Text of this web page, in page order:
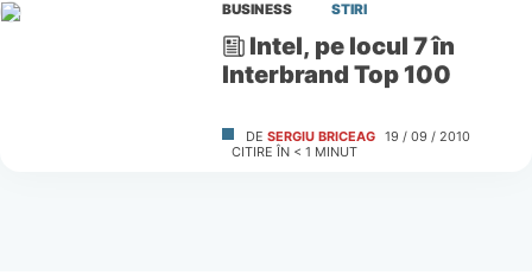
BUSINESS STIRI
Intel, pe locul 7 în
Interbrand Top 100
DE SERGIU BRICEAG 19 / 09 / 2010
CITIRE ÎN < 1 MINUT